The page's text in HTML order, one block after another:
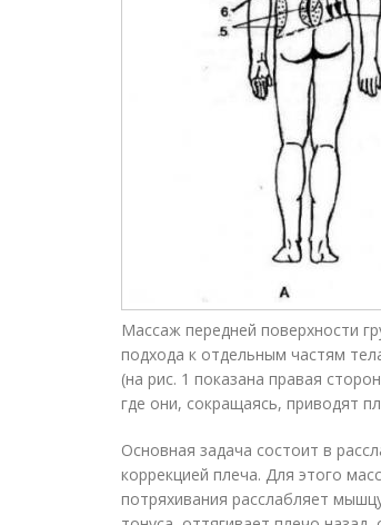
Массаж передней поверхности
подхода к отдельным частям
(на рис. 1 показана правая
где они, сокращаясь, приводят
Основная задача состоит в
коррекцией плеча. Для этого
потряхивания расслабляет